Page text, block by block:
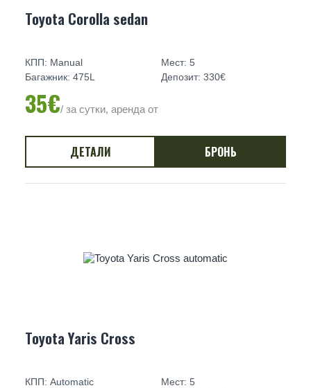
Toyota Corolla sedan
КПП: Manual
Мест: 5
Багажник: 475L
Депозит: 330€
35€/ за сутки, аренда от
ДЕТАЛИ БРОНЬ
Toyota Yaris Cross
КПП: Automatic
Мест: 5